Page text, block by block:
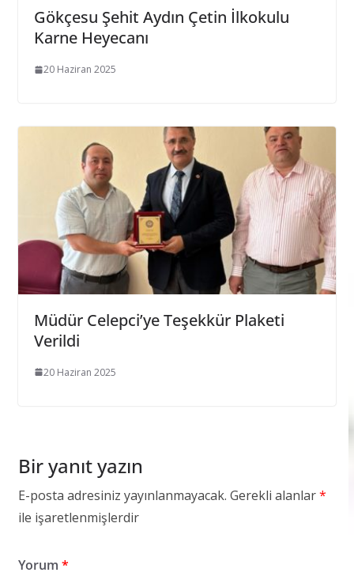
Gökçesu Şehit Aydın Çetin İlkokulu
Karne Heyecanı
20 Haziran 2025
Müdür Celepci’ye Teşekkür Plaketi
Verildi
20 Haziran 2025
Bir yanıt yazın
E-posta adresiniz yayınlanmayacak. Gerekli alanlar*
ile işaretlenmişlerdir
Yorum *